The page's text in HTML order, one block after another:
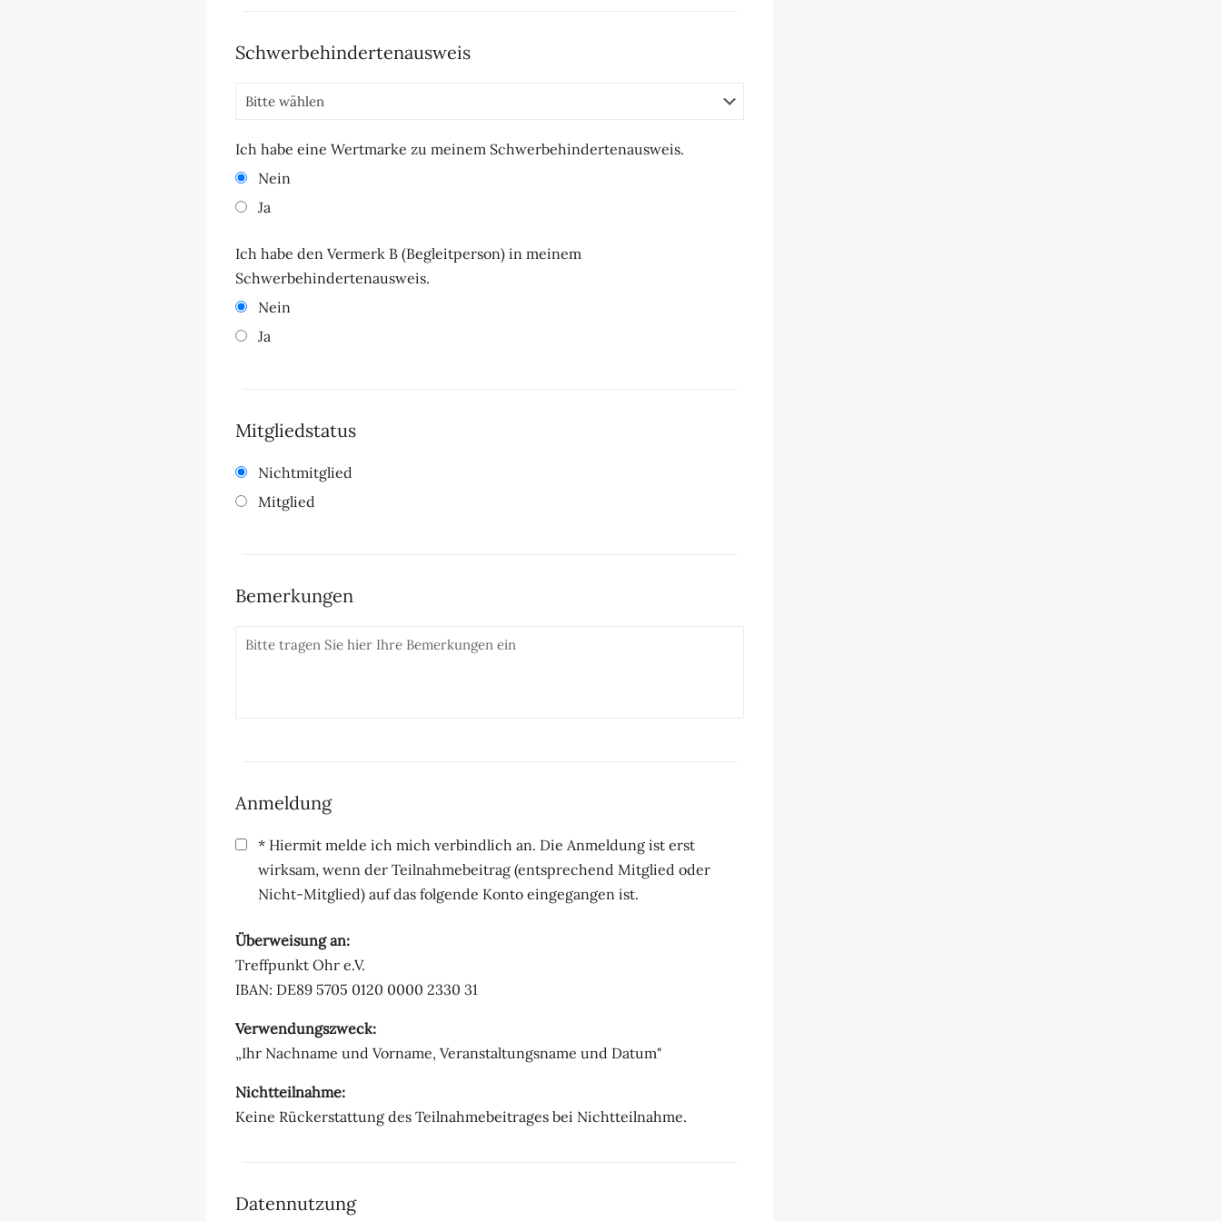
Schwerbehindertenausweis
Ich habe eine Wertmarke zu meinem Schwerbehindertenausweis.
Nein
Ja
Ich habe den Vermerk B (Begleitperson) in meinem
Schwerbehindertenausweis.
Nein
Ja
Mitgliedstatus
Nichtmitglied
Mitglied
Bemerkungen
Anmeldung
* Hiermit melde ich mich verbindlich an. Die Anmeldung ist erst
wirksam, wenn der Teilnahmebeitrag (entsprechend Mitglied oder
Nicht-Mitglied) auf das folgende Konto eingegangen ist.
Überweisung an:
Treffpunkt Ohr e.V.
IBAN: DE89 5705 0120 0000 2330 31
Verwendungszweck:
„Ihr Nachname und Vorname, Veranstaltungsname und Datum"
Nichtteilnahme:
Keine Rückerstattung des Teilnahmebeitrages bei Nichtteilnahme.
Datennutzung